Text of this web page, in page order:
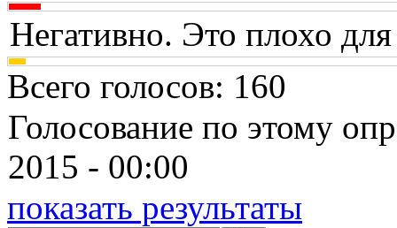
Негативно. Это плохо
Всего голосов: 160
Голосование по этому
2015 - 00:00
показать результаты